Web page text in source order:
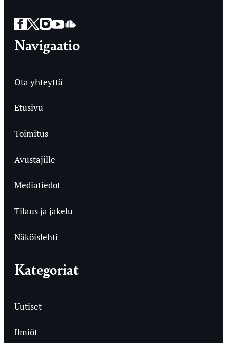
Facebook
Twitter
Instagram
YouTube
SoundCloud
Navigaatio
Ota yhteyttä
Etusivu
Toimitus
Avustajille
Mediatiedot
Tilaus ja jakelu
Näköislehti
Kategoriat
Uutiset
Ilmiöt